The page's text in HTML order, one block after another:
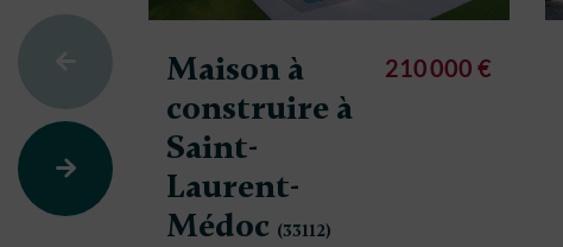
Maison à
construire à
Saint-
Laurent-
Médoc (33112)
210 000 €